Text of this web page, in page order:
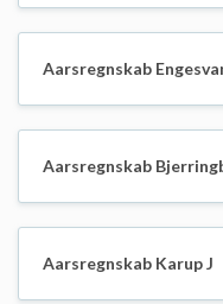
Aarsregnskab
Aarsregnskab
Aarsregnskab Karup J